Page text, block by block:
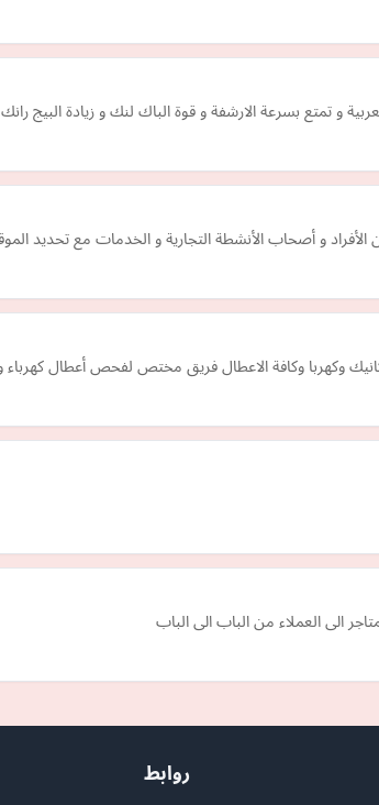
و تمتع بسرعة الارشفة و قوة الباك لنك و زيادة البيج
و أصحاب الأنشطة التجارية و الخدمات مع تحديد
وكهربا وكافة الاعطال فريق مختص لفحص أعطال
الى العملاء من الباب الى الباب
روابط